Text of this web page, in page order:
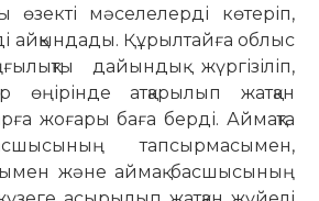
өзекті мәселелерді көтеріп,
айқындады. Құрылтайға облыс
дайындық жүргізіліп,
өңірінде атқарылып жатқан
жоғары баға берді. Аймақта
тапсырмасымен,
және аймақ басшысының